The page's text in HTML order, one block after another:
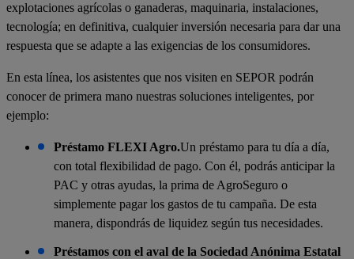
explotaciones agrícolas o ganaderas, maquinaria, instalaciones,
tecnología; en definitiva, cualquier inversión necesaria para dar una
respuesta que se adapte a las exigencias de los consumidores.
En esta línea, los asistentes que nos visiten en SEPOR podrán
conocer de primera mano nuestras soluciones inteligentes, por
ejemplo:
Préstamo FLEXI Agro.Un préstamo para tu día a día,
con total flexibilidad de pago. Con él, podrás anticipar la
PAC y otras ayudas, la prima de AgroSeguro o
simplemente pagar los gastos de tu campaña. De esta
manera, dispondrás de liquidez según tus necesidades.
Préstamos con el aval de la Sociedad Anónima Estatal